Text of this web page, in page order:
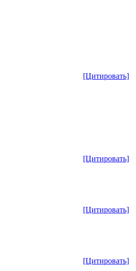
[Цитировать]
[Цитировать]
[Цитировать]
[Цитировать]